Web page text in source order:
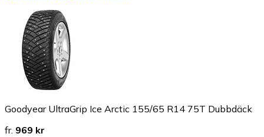
Goodyear UltraGrip Ice Arctic 155/65 R14 75T Dubbdäck
fr. 969 kr